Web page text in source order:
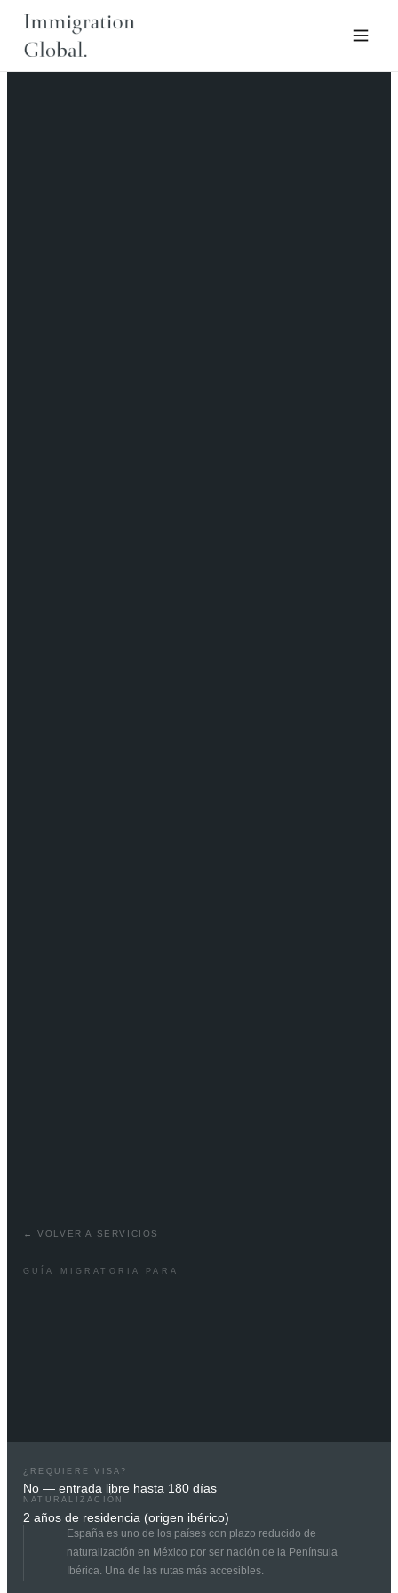
← VOLVER A SERVICIOS
GUÍA MIGRATORIA PARA
¿REQUIERE VISA?
No — entrada libre hasta 180 días
NATURALIZACIÓN
2 años de residencia (origen ibérico)
España es uno de los países con plazo reducido de
naturalización en México por ser nación de la Península
Ibérica. Una de las rutas más accesibles.